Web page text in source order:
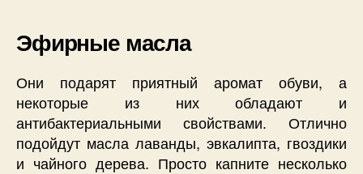
Эфирные масла
Они подарят приятный аромат обуви, а
некоторые из них обладают и
антибактериальными свойствами. Отлично
подойдут масла лаванды, эвкалипта, гвоздики
и чайного дерева. Просто капните несколько